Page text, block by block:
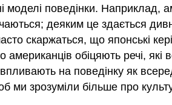
моделі поведінки. Наприклад,
деяким це здається
скаржаться, що японські
обіцяють речі,
на поведінку як
зрозуміли більше про